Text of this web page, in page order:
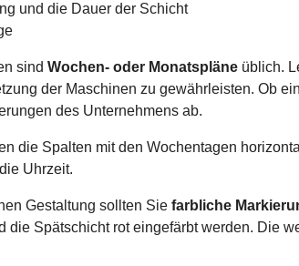
und die Dauer der Schicht
sind Wochen- oder Monatspläne üblich.
der Maschinen zu gewährleisten. Ob
des Unternehmens ab.
die Spalten mit den Wochentagen
Uhrzeit.
Gestaltung sollten Sie farbliche
die Spätschicht rot eingefärbt werden. Die